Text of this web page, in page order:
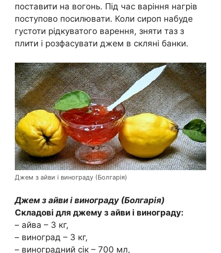
поставити на вогонь. Під час варіння нагрів
поступово посилювати. Коли сироп набуде
густоти рідкуватого варення, зняти таз з
плити і розфасувати джем в скляні банки.
Джем з айви і винограду (Болгарія)
Джем з айви і винограду (Болгарія)
Складові для джему з айви і винограду:
– айва – 3 кг,
– виноград – 3 кг,
– виноградний сік – 700 мл,